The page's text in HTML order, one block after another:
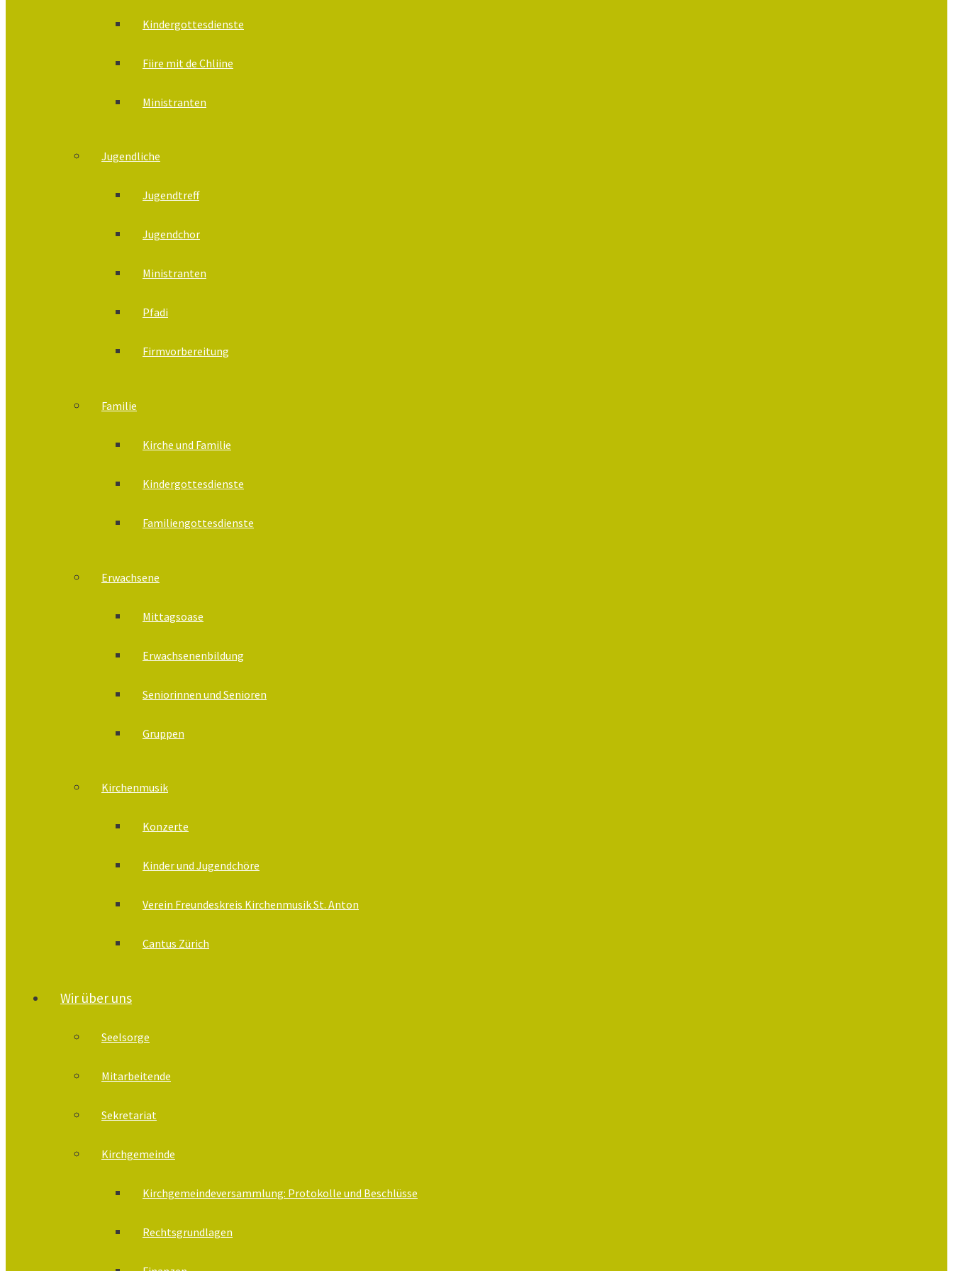
Kindergottesdienste
Fiire mit de Chliine
Ministranten
Jugendliche
Jugendtreff
Jugendchor
Ministranten
Pfadi
Firmvorbereitung
Familie
Kirche und Familie
Kindergottesdienste
Familiengottesdienste
Erwachsene
Mittagsoase
Erwachsenenbildung
Seniorinnen und Senioren
Gruppen
Kirchenmusik
Konzerte
Kinder und Jugendchöre
Verein Freundeskreis Kirchenmusik St. Anton
Cantus Zürich
Wir über uns
Seelsorge
Mitarbeitende
Sekretariat
Kirchgemeinde
Kirchgemeindeversammlung: Protokolle und Beschlüsse
Rechtsgrundlagen